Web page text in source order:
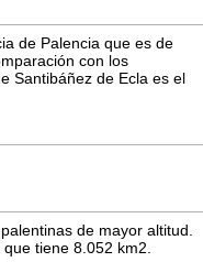
de Palencia que es de
con los
Santibáñez de Ecla es el
de mayor altitud.
tiene 8.052 km2.